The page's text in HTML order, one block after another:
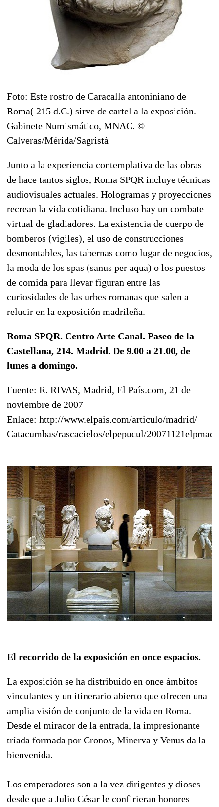
Foto: Este rostro de Caracalla antoniniano de
Roma( 215 d.C.) sirve de cartel a la exposición.
Gabinete Numismático, MNAC. ©
Calveras/Mérida/Sagristà
Junto a la experiencia contemplativa de las obras
de hace tantos siglos, Roma SPQR incluye técnicas
audiovisuales actuales. Hologramas y proyecciones
recrean la vida cotidiana. Incluso hay un combate
virtual de gladiadores. La existencia de cuerpo de
bomberos (vigiles), el uso de construcciones
desmontables, las tabernas como lugar de negocios,
la moda de los spas (sanus per aqua) o los puestos
de comida para llevar figuran entre las
curiosidades de las urbes romanas que salen a
relucir en la exposición madrileña.
Roma SPQR. Centro Arte Canal. Paseo de la
Castellana, 214. Madrid. De 9.00 a 21.00, de
lunes a domingo.
Fuente: R. RIVAS, Madrid, El País.com, 21 de
noviembre de 2007
Enlace: http://www.elpais.com/articulo/madrid/
Catacumbas/rascacielos/elpepucul/
El recorrido de la exposición en once espacios.
La exposición se ha distribuido en once ámbitos
vinculantes y un itinerario abierto que ofrecen una
amplia visión de conjunto de la vida en Roma.
Desde el mirador de la entrada, la impresionante
tríada formada por Cronos, Minerva y Venus da la
bienvenida.
Los emperadores son a la vez dirigentes y dioses
desde que a Julio César le confirieran honores